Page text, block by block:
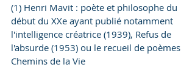
(1) Henri Mavit : poète et philosophe du
début du XXe ayant publié notamment
l'intelligence créatrice (1939), Refus de
l'absurde (1953) ou le recueil de poèmes
Chemins de la Vie